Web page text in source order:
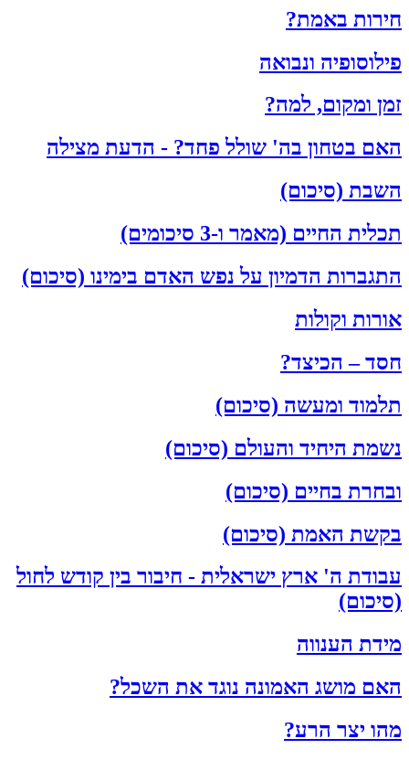
חירות באמת?
פילוסופיה ונבואה
זמן ומקום, למה?
האם בטחון בה' שולל פחד? - הדעת מצילה
השבת (סיכום)
תכלית החיים (מאמר ו-3 סיכומים)
התגברות הדמיון על נפש האדם בימינו (סיכום)
אורות וקולות
חסד – הכיצד?
תלמוד ומעשה (סיכום)
נשמת היחיד והעולם (סיכום)
ובחרת בחיים (סיכום)
בקשת האמת (סיכום)
עבודת ה' ארץ ישראלית - חיבור בין קודש לחול
(סיכום)
מידת הענווה
האם מושג האמונה נוגד את השכל?
מהו יצר הרע?